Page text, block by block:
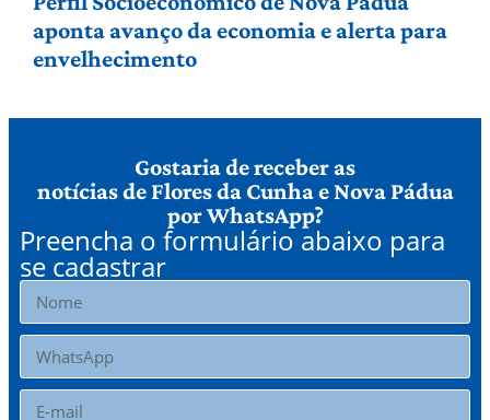
aponta avanço da economia e alerta para
envelhecimento
Gostaria de receber as
notícias de Flores da Cunha e Nova Pádua
por WhatsApp?
Preencha o formulário abaixo para
se cadastrar